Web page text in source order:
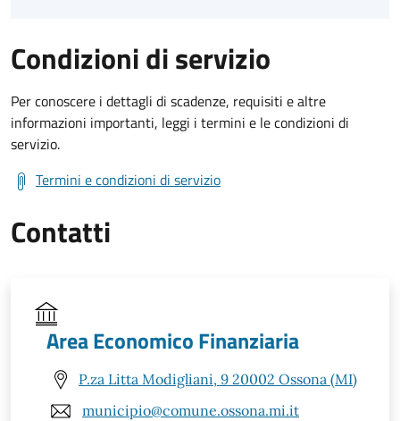
Condizioni di servizio
Per conoscere i dettagli di scadenze, requisiti e altre
informazioni importanti, leggi i termini e le condizioni di
servizio.
Termini e condizioni di servizio
Contatti
Area Economico Finanziaria
P.za Litta Modigliani, 9 20002 Ossona (MI)
municipio@comune.ossona.mi.it